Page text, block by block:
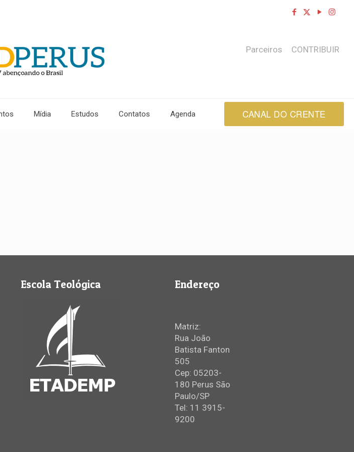
Mídia Estudos Contatos Agenda
Parceiros CONTRIBUIR
CANAL DO CRENTE
Escola Teológica Endereço
Matriz:
Rua João
Batista Fanton
505
Cep: 05203-
180 Perus São
Paulo/SP
Tel: 11 3915-
9200